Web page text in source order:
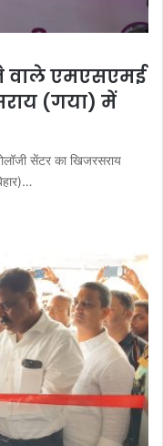
वाले एमएसएमई
(गया) में
सेंटर का खिजरसराय